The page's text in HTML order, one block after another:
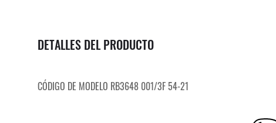
DETALLES DEL PRODUCTO
CÓDIGO DE MODELO RB3648 001/3F 54-21